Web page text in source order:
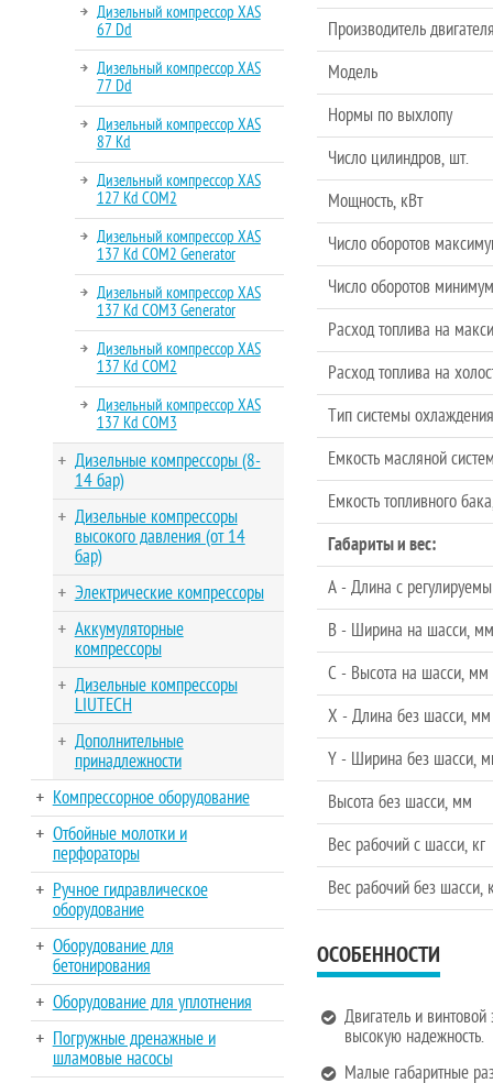
Дизельный компрессор XAS
67 Dd
Дизельный компрессор XAS
77 Dd
Дизельный компрессор XAS
87 Kd
Дизельный компрессор XAS
127 Kd COM2
Дизельный компрессор XAS
137 Kd COM2 Generator
Дизельный компрессор XAS
137 Kd COM3 Generator
Дизельный компрессор XAS
137 Kd COM2
Дизельный компрессор XAS
137 Kd COM3
Дизельные компрессоры (8-
14 бар)
Дизельные компрессоры
высокого давления (от 14
бар)
Электрические компрессоры
Аккумуляторные
компрессоры
Дизельные компрессоры
LIUTECH
Дополнительные
принадлежности
Компрессорное оборудование
Отбойные молотки и
перфораторы
Ручное гидравлическое
оборудование
Оборудование для
бетонирования
Оборудование для уплотнения
Погружные дренажные и
шламовые насосы
Производитель
Модель
Нормы по выхлопу
Число цилиндров, шт.
Мощность, кВт
Число оборотов
Число оборотов
Расход топлива на
Расход топлива на
Тип системы охлаждения
Емкость масляной
Емкость топливного
Габариты и вес:
A - Длина с
B - Ширина на шасси, мм
C - Высота на шасси, мм
X - Длина без шасси, мм
Y - Ширина без шасси,
Высота без шасси, мм
Вес рабочий с шасси, кг
Вес рабочий без шасси,
ОСОБЕННОСТИ
Двигатель и
высокую надежность.
Малые габаритные